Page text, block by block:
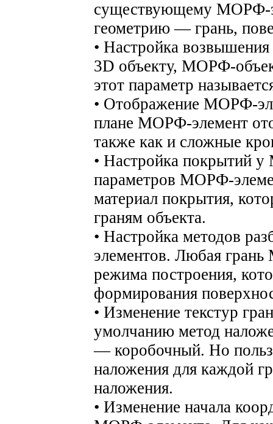
существующему МОРФ-
геометрию — грань,
• Настройка
3D объекту, МОРФ-
этот параметр
• Отображение МОРФ-
плане МОРФ-элемент
также как и сложные
• Настройка покрытий
параметров МОРФ-
материал покрытия,
граням объекта.
• Настройка методов
элементов. Любая
режима построения,
формирования
• Изменение текстур
умолчанию метод
— коробочный. Но
наложения для каждой
наложения.
• Изменение начала